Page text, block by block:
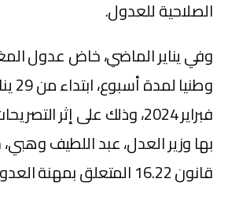
الصلاحية للعدول.
وفي يناير الماضي، خاض عدول
فبراير 2024، وذلك على إثر
بها وزير العدل، عبد اللطيف
قانون 16.22 المتعلق بمهنة العدول.